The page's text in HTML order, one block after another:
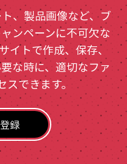
、製品画像など、ブ
ンペーンに不可欠な
イトで作成、保存、
な時に、適切なファ
スできます。
録